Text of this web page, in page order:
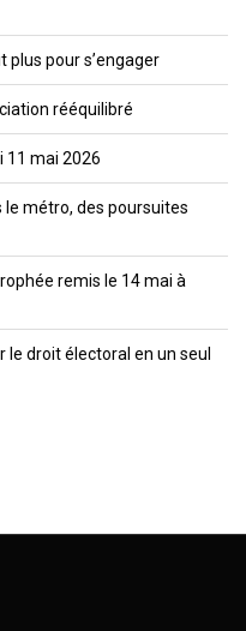
plus pour s’engager
rééquilibré
11 mai 2026
le métro, des poursuites
remis le 14 mai à
droit électoral en un seul